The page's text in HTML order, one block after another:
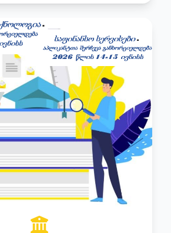
ᲬᲐᲠᲛᲐᲢᲔᲑᲔᲑᲡ 💛💛 💛💛